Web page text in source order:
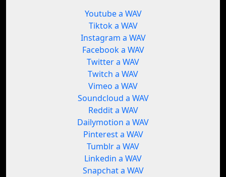
Youtube a WAV
Tiktok a WAV
Instagram a WAV
Facebook a WAV
Twitter a WAV
Twitch a WAV
Vimeo a WAV
Soundcloud a WAV
Reddit a WAV
Dailymotion a WAV
Pinterest a WAV
Tumblr a WAV
Linkedin a WAV
Snapchat a WAV